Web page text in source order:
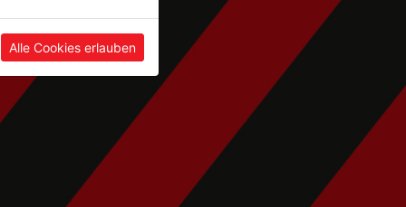
Alle Cookies erlauben